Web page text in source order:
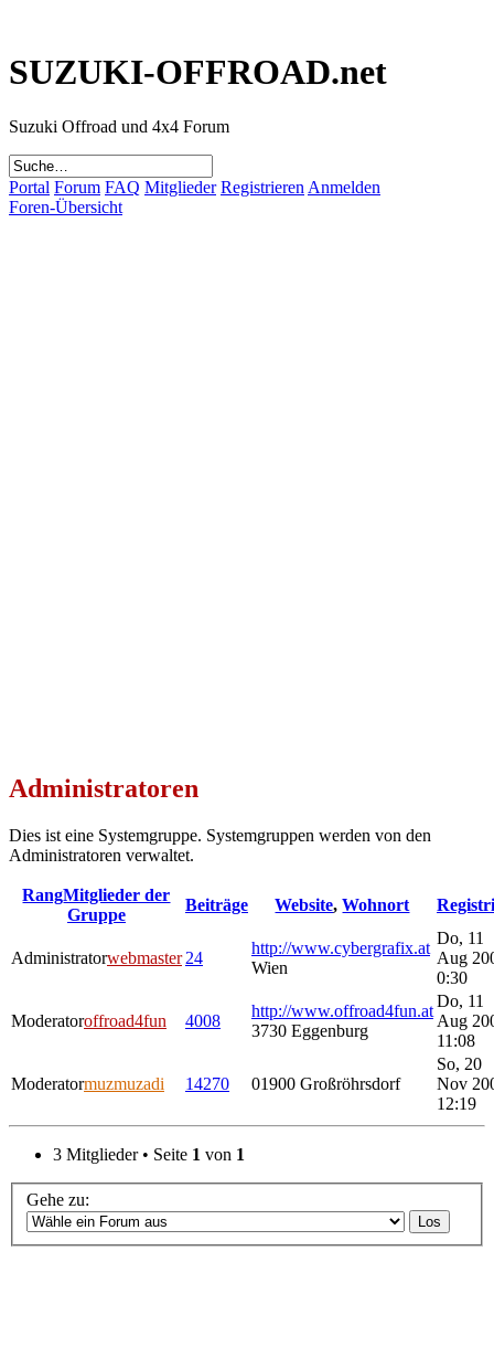
SUZUKI-OFFROAD.net
Suzuki Offroad und 4x4 Forum
Portal Forum FAQ Mitglieder Registrieren Anmelden
Foren-Übersicht
Administratoren
Dies ist eine Systemgruppe. Systemgruppen werden von den
Administratoren verwaltet.
RangMitglieder der
Gruppe
Beiträge Website,Wohnort
Administratorwebmaster 24
http://www.cybergrafix.at
Wien
Do, 11
Aug
0:30
Moderatoroffroad4fun 4008
http://www.offroad4fun.at
3730 Eggenburg
Do, 11
Aug
11:08
Moderatormuzmuzadi 14270 01900 Großröhrsdorf
So, 20
Nov
12:19
3 Mitglieder • Seite 1 von 1
Gehe zu: